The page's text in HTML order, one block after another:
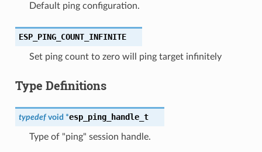
Default ping configuration.
ESP_PING_COUNT_INFINITE
Set ping count to zero will ping target infinitely
Type Definitions
typedef void *esp_ping_handle_t
Type of "ping" session handle.